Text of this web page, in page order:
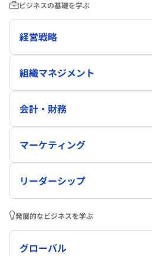
ビジネスの基礎を学ぶ
経営戦略
組織マネジメント
会計・財務
マーケティング
リーダーシップ
発展的なビジネスを学ぶ
グローバル